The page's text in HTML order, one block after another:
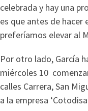
celebrada y hay una
es que antes de
preferíamos elevar al
Por otro lado, García
miércoles 10
calles Carrera, San
a la empresa